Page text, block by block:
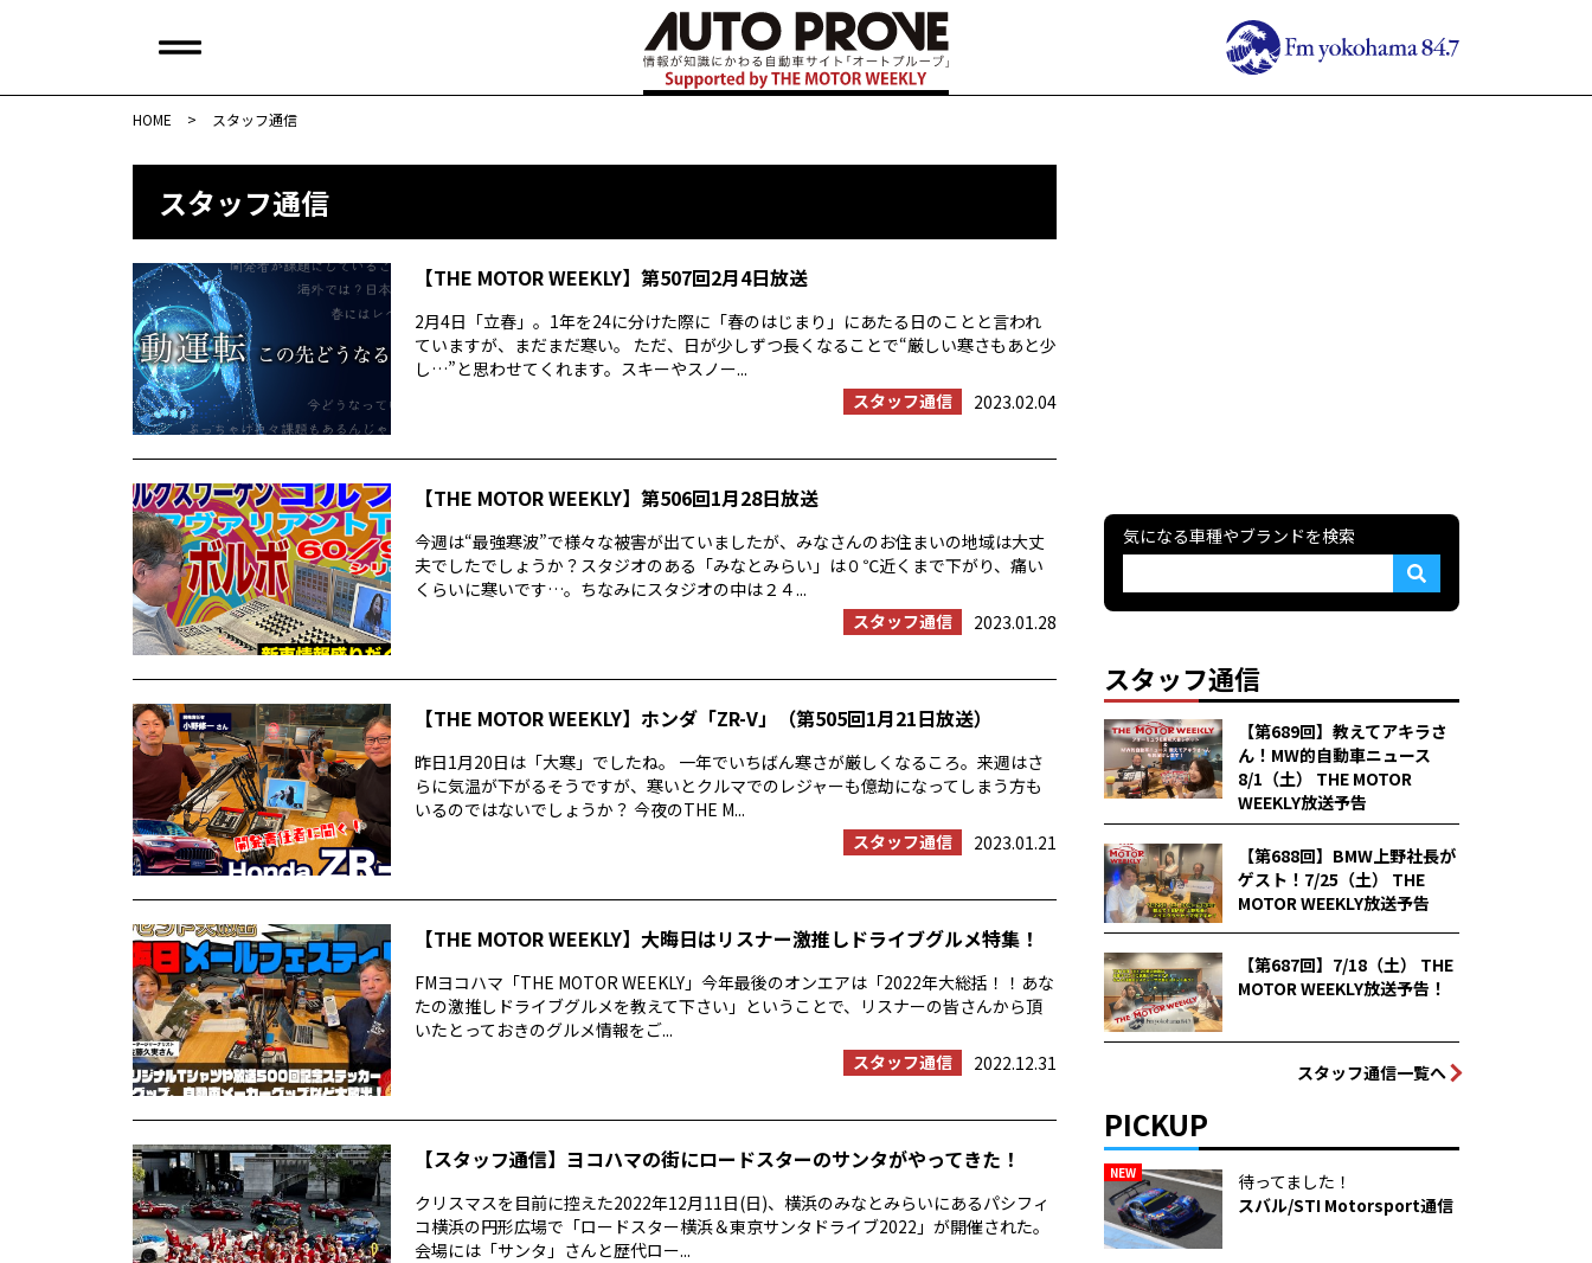
HOME > スタッフ通信
スタッフ通信
【THE MOTOR WEEKLY】第507回2月4日放送
2月4日「立春」。1年を24に分けた際に「春のはじまり」にあたる日のことと言われ
ていますが、まだまだ寒い。 ただ、日が少しずつ長くなることで“厳しい寒さもあと少
し…”と思わせてくれます。スキーやスノー...
スタッフ通信
2023.02.04
【THE MOTOR WEEKLY】第506回1月28日放送
今週は“最強寒波”で様々な被害が出ていましたが、みなさんのお住まいの地域は大丈
夫でしたでしょうか？スタジオのある「みなとみらい」は０℃近くまで下がり、痛い
くらいに寒いです…。ちなみにスタジオの中は２４...
スタッフ通信
2023.01.28
【THE MOTOR WEEKLY】ホンダ「ZR-V」（第505回1月21日放送）
昨日1月20日は「大寒」でしたね。 一年でいちばん寒さが厳しくなるころ。来週はさ
らに気温が下がるそうですが、寒いとクルマでのレジャーも億劫になってしまう方も
いるのではないでしょうか？ 今夜のTHE M...
スタッフ通信
2023.01.21
【THE MOTOR WEEKLY】大晦日はリスナー激推しドライブグルメ特集！
FMヨコハマ「THE MOTOR WEEKLY」今年最後のオンエアは「2022年大総括！！あな
たの激推しドライブグルメを教えて下さい」ということで、リスナーの皆さんから頂
いたとっておきのグルメ情報をご...
スタッフ通信
2022.12.31
【スタッフ通信】ヨコハマの街にロードスターのサンタがやってきた！
クリスマスを目前に控えた2022年12月11日(日)、横浜のみなとみらいにあるパシフィ
コ横浜の円形広場で「ロードスター横浜＆東京サンタドライブ2022」が開催された。
会場には「サンタ」さんと歴代ロー...
気になる車種やブランドを検索
スタッフ通信
【第689回】教えてアキラさ
ん！MW的自動車ニュース
8/1（土） THE MOTOR
WEEKLY放送予告
【第688回】BMW上野社長が
ゲスト！7/25（土） THE
MOTOR WEEKLY放送予告
【第687回】7/18（土） THE
MOTOR WEEKLY放送予告！
スタッフ通信一覧へ
PICKUP
NEW
待ってました！
スバル/STI Motorsport通信